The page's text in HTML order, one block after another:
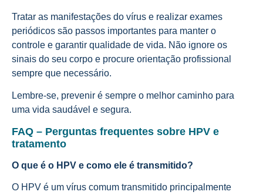
Tratar as manifestações do vírus e realizar exames
periódicos são passos importantes para manter o
controle e garantir qualidade de vida. Não ignore os
sinais do seu corpo e procure orientação profissional
sempre que necessário.
Lembre-se, prevenir é sempre o melhor caminho para
uma vida saudável e segura.
FAQ – Perguntas frequentes sobre HPV e
tratamento
O que é o HPV e como ele é transmitido?
O HPV é um vírus comum transmitido principalmente